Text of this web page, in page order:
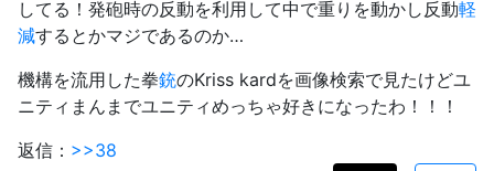
してる！発砲時の反動を利用して中で重りを動かし反動軽
減するとかマジであるのか…
機構を流用した拳銃のKriss kardを画像検索で見たけどユ
ニティまんまでユニティめっちゃ好きになったわ！！！
返信： >>38